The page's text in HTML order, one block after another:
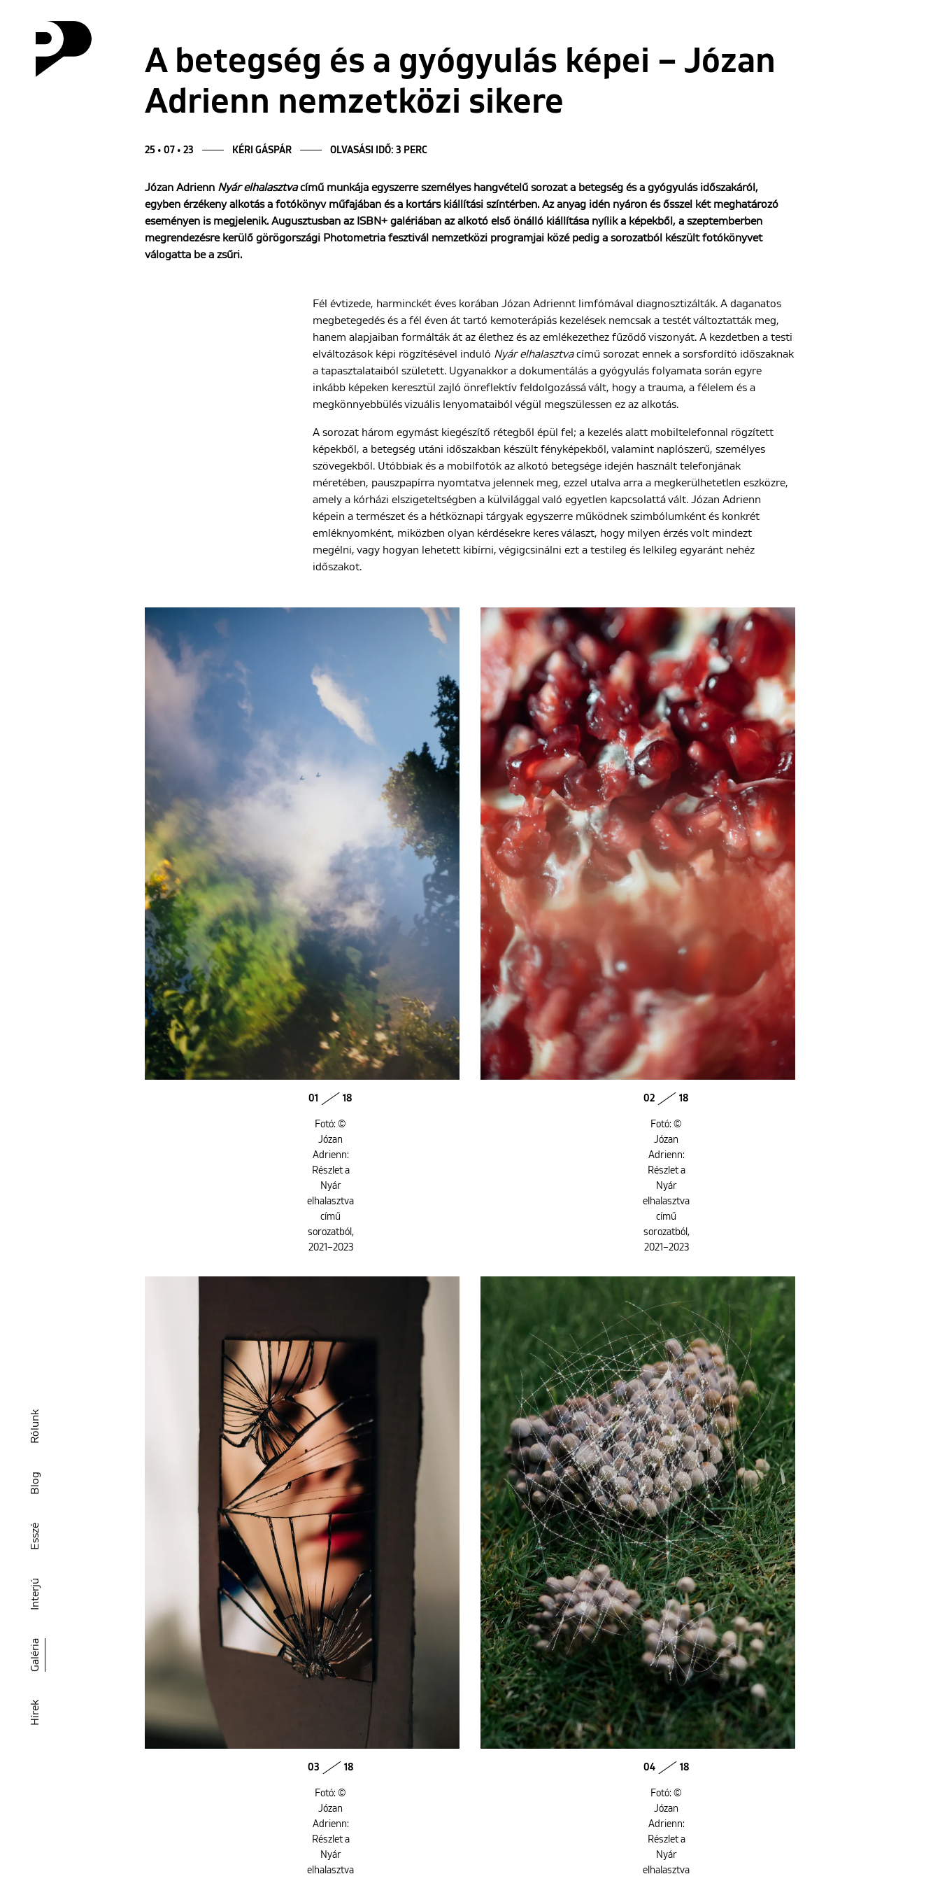
Hírek
Galéria
Interjú
Esszé
Blog
Rólunk
A betegség és a gyógyulás képei – Józan
Adrienn nemzetközi sikere
25 • 07 • 23 KÉRI GÁSPÁR OLVASÁSI IDŐ: 3 PERC
Józan Adrienn Nyár elhalasztvacímű munkája egyszerre személyes hangvételű sorozat a betegség és a gyógyulás időszakáró l,
egyben érzékeny alkotás a fotókönyv műfajában és a kortárs kiállítási színtérben. Az anyag idén nyáron és ősszel két meghatározó
eseményen is megjelenik. Augusztusban az ISBN+ gal ériában az alkotó első önálló kiállítása nyílik a képekből, a szeptemberben
megrendezésre kerülő görögországi Photometria fesztivál nemzetközi programjai közé pedig a sorozatból készült fotókönyvet
válogatta be a zsűri.
Fél évtizede, harminckét éves korában Józan Adriennt limfómával diagnosztizálták. A daganatos
megbetegedés és a fél éven át tartó kemoterápiás kezelések nemcsak a testét változtatták meg,
hanem alapjaiban formálták át az élethez és az emlékezethez fűződő viszonyát. A kezdetben a testi
elváltozások képi rögzítésével induló Nyár elhalasztvacímű sorozat ennek a sorsfordító időszaknak
a tapasztalataiból született. Ugyanakkor a dokumentálás a gyógyulás folyamata során egyre
inkább képeken keresztül zajló önreflektív feldolgozássá vált, hogy a trauma, a félelem és a
megkönnyebbülés vizuális lenyomataiból végül megszülessen ez az alkotás.
A sorozat három egymást kiegészítő rétegből épül fel; a kezelés alatt mobiltelefonnal rögzített
képekből, a betegség utáni időszakban készült fényképekből, valamint naplószerű, személyes
szövegekből. Utóbbiak és a mobilfotók az alkotó betegsége idején használt telefonjának
méretében, pauszpapírra nyomtatva jelennek meg, ezzel utalva arra a megkerülhetetlen eszközre,
amely a kórházi elszigeteltségben a külvilággal való egyetlen kapcsolattá vált. Józan Adrienn
képein a természet és a hétköznapi tárgyak egyszerre működnek szimbólumként és konkrét
emléknyomként, miközben olyan kérdésekre keres választ, hogy milyen érzés volt mindezt
megélni, vagy hogyan lehetett kibírni, végigcsinálni ezt a testileg és lelkileg egyaránt nehéz
időszakot.
01 18
Fotó: ©
Józan
Adrienn:
Részlet a
Nyár
elhalasztva
című
sorozatból,
2021–2023
02 18
Fotó: ©
Józan
Adrienn:
Részlet a
Nyár
elhalasztva
című
sorozatból,
2021–2023
03 18
Fotó: ©
Józan
Adrienn:
Részlet a
Nyár
elhalasztva
04 18
Fotó: ©
Józan
Adrienn:
Részlet a
Nyár
elhalasztva